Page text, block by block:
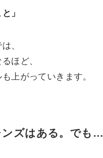
」
、
ほど、
上がっていきます。
ンズはある。でも…